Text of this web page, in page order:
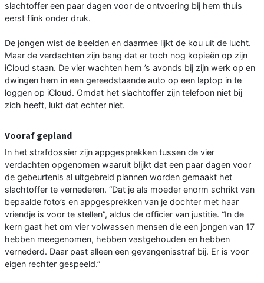
slachtoffer een paar dagen voor de ontvoering bij hem thuis
eerst flink onder druk.
De jongen wist de beelden en daarmee lijkt de kou uit de lucht.
Maar de verdachten zijn bang dat er toch nog kopieën op zijn
iCloud staan. De vier wachten hem ’s avonds bij zijn werk op en
dwingen hem in een gereedstaande auto op een laptop in te
loggen op iCloud. Omdat het slachtoffer zijn telefoon niet bij
zich heeft, lukt dat echter niet.
Vooraf gepland
In het strafdossier zijn appgesprekken tussen de vier
verdachten opgenomen waaruit blijkt dat een paar dagen voor
de gebeurtenis al uitgebreid plannen worden gemaakt het
slachtoffer te vernederen. “Dat je als moeder enorm schrikt van
bepaalde foto’s en appgesprekken van je dochter met haar
vriendje is voor te stellen”, aldus de officier van justitie. “In de
kern gaat het om vier volwassen mensen die een jongen van 17
hebben meegenomen, hebben vastgehouden en hebben
vernederd. Daar past alleen een gevangenisstraf bij. Er is voor
eigen rechter gespeeld.”